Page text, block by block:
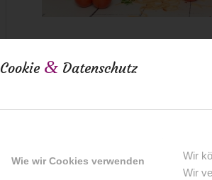
Cookie & Datenschutz
Wie wir Cookies verwenden
Wir
Wir